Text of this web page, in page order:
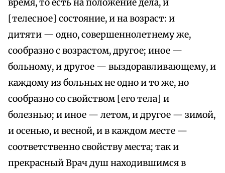
время, то есть на положение дела, и
[телесное] состояние, и на возраст: и
дитяти — одно, совершеннолетнему же,
сообразно с возрастом, другое; иное —
больному, и другое — выздоравливающему, и
каждому из больных не одно и то же, но
сообразно со свойством [его тела] и
болезнью; и иное — летом, и другое — зимой,
и осенью, и весной, и в каждом месте —
соответственно свойству места; так и
прекрасный Врач душ находившимся в